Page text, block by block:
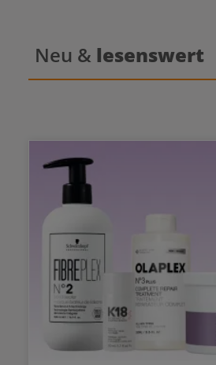
Neu & lesenswert